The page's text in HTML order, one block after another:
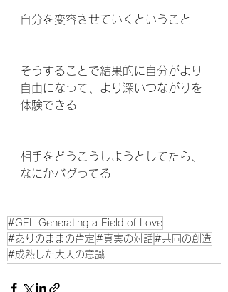
自分を変容させていくということ
そうすることで結果的に自分がより
自由になって、より深いつながりを
体験できる
相手をどうこうしようとしてたら、
なにかバグってる
#GFL Generating a Field of Love
#ありのままの肯定 #真実の対話#共同の創造
#成熟した大人の意識